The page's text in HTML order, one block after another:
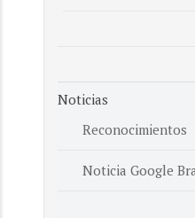
Noticias
Reconocimientos
Noticia Google